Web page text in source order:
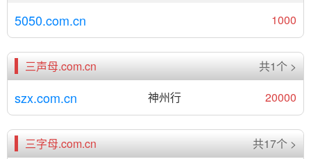
5050.com.cn 1000
三声母.com.cn 共1个 >
szx.com.cn 神州行 20000
三字母.com.cn 共17个 >